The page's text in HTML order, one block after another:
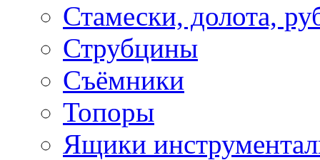
Стамески, долота,
Струбцины
Съёмники
Топоры
Ящики